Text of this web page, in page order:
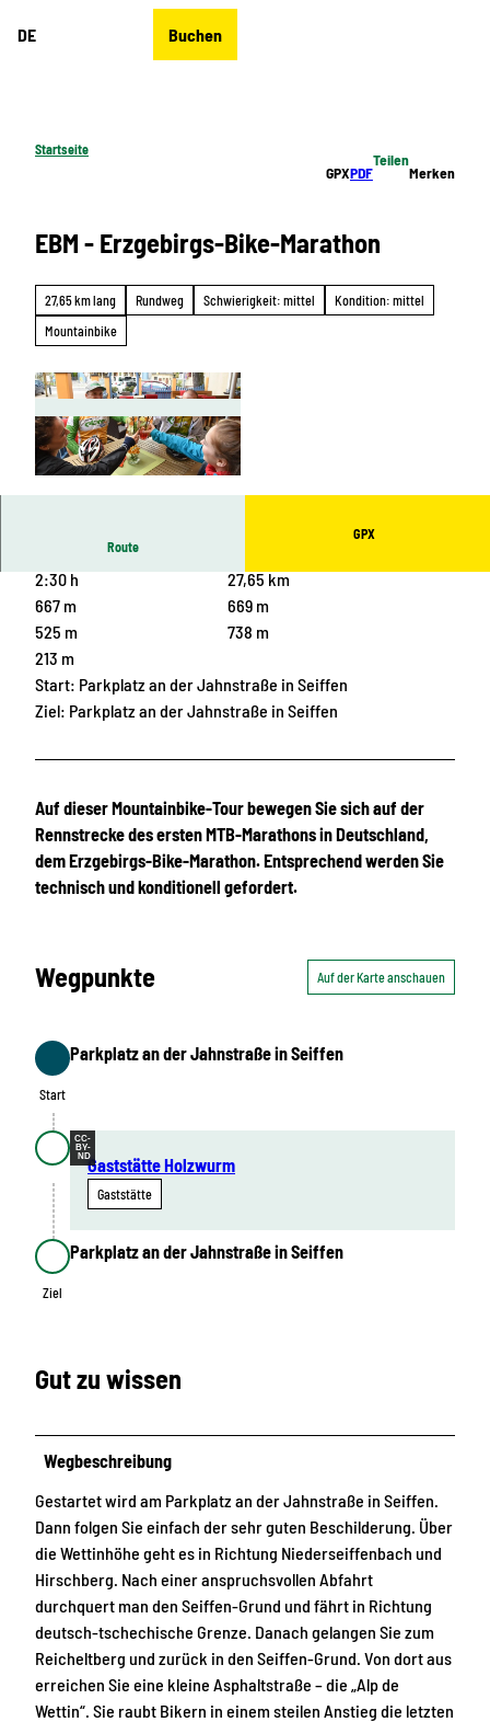
DE Buchen
Startseite
GPXPDF
Teilen
Merken
EBM - Erzgebirgs-Bike-Marathon
27,65 km lang Rundweg Schwierigkeit: mittel
Kondition: mittel
Mountainbike
t
i
f
f
e
a
f
a
h
e
i
e
r
e
Route
GPX
2:30 h
27,65 km
667 m
669 m
525 m
738 m
213 m
Start: Parkplatz an der Jahnstraße in Seiffen
Ziel: Parkplatz an der Jahnstraße in Seiffen
Auf dieser Mountainbike-Tour bewegen Sie sich auf der
Rennstrecke des ersten MTB-Marathons in Deutschland,
dem Erzgebirgs-Bike-Marathon. Entsprechend werden Sie
technisch und konditionell gefordert.
Wegpunkte Auf der Karte anschauen
Start
Start
Parkplatz an der Jahnstraße in Seiffen
CC-
BY-
NDGaststätte Holzwurm
Gaststätte
Ziel
Ziel
Parkplatz an der Jahnstraße in Seiffen
Gut zu wissen
Wegbeschreibung
Gestartet wird am Parkplatz an der Jahnstraße in Seiffen.
Dann folgen Sie einfach der sehr guten Beschilderung. Über
die Wettinhöhe geht es in Richtung Niederseiffenbach und
Hirschberg. Nach einer anspruchsvollen Abfahrt
durchquert man den Seiffen-Grund und fährt in Richtung
deutsch-tschechische Grenze. Danach gelangen Sie zum
Reicheltberg und zurück in den Seiffen-Grund. Von dort aus
erreichen Sie eine kleine Asphaltstraße – die „Alp de
Wettin“. Sie raubt Bikern in einem steilen Anstieg die letzten